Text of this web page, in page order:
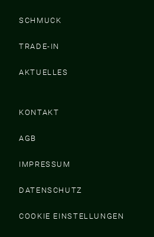
SCHMUCK
TRADE-IN
AKTUELLES
KONTAKT
AGB
IMPRESSUM
DATENSCHUTZ
COOKIE EINSTELLUNGEN